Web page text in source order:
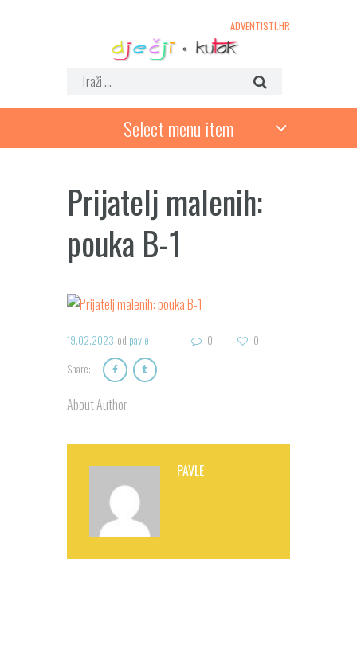
ADVENTISTI.HR
Select menu item
Prijatelj malenih:
pouka B-1
19.02.2023 od pavle 0
0
Share:
About Author
PAVLE